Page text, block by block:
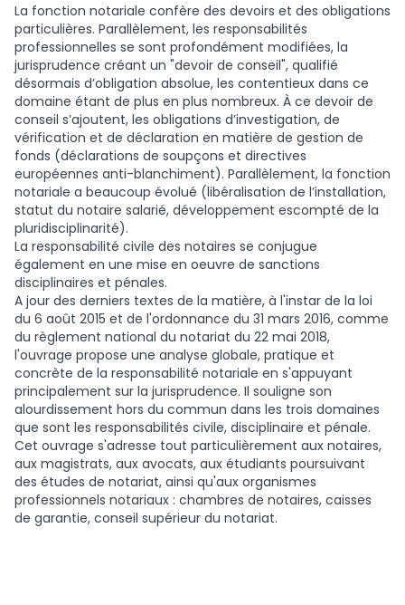
La fonction notariale confère des devoirs et des obligations
particulières. Parallèlement, les responsabilités
professionnelles se sont profondément modifiées, la
jurisprudence créant un "devoir de conseil", qualifié
désormais d’obligation absolue, les contentieux dans ce
domaine étant de plus en plus nombreux. À ce devoir de
conseil s’ajoutent, les obligations d’investigation, de
vérification et de déclaration en matière de gestion de
fonds (déclarations de soupçons et directives
européennes anti-blanchiment). Parallèlement, la fonction
notariale a beaucoup évolué (libéralisation de l’installation,
statut du notaire salarié, développement escompté de la
pluridisciplinarité).
La responsabilité civile des notaires se conjugue
également en une mise en oeuvre de sanctions
disciplinaires et pénales.
A jour des derniers textes de la matière, à l'instar de la loi
du 6 août 2015 et de l'ordonnance du 31 mars 2016, comme
du règlement national du notariat du 22 mai 2018,
l'ouvrage propose une analyse globale, pratique et
concrète de la responsabilité notariale en s'appuyant
principalement sur la jurisprudence. Il souligne son
alourdissement hors du commun dans les trois domaines
que sont les responsabilités civile, disciplinaire et pénale.
Cet ouvrage s'adresse tout particulièrement aux notaires,
aux magistrats, aux avocats, aux étudiants poursuivant
des études de notariat, ainsi qu'aux organismes
professionnels notariaux : chambres de notaires, caisses
de garantie, conseil supérieur du notariat.